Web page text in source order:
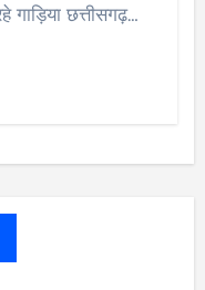
छत्तीसगढ़…